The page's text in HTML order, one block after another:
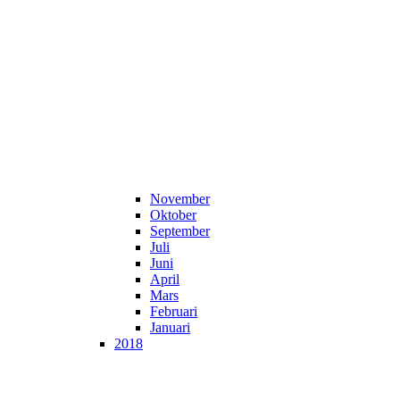
November
Oktober
September
Juli
Juni
April
Mars
Februari
Januari
2018